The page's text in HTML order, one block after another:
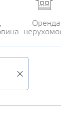
Оренда